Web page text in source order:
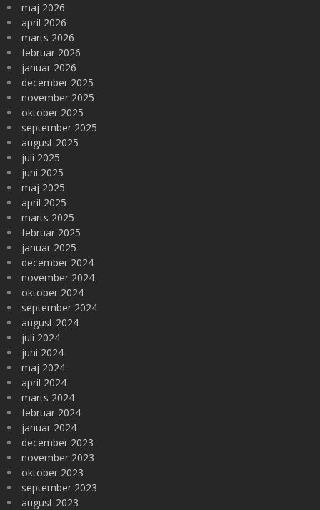
maj 2026
april 2026
marts 2026
februar 2026
januar 2026
december 2025
november 2025
oktober 2025
september 2025
august 2025
juli 2025
juni 2025
maj 2025
april 2025
marts 2025
februar 2025
januar 2025
december 2024
november 2024
oktober 2024
september 2024
august 2024
juli 2024
juni 2024
maj 2024
april 2024
marts 2024
februar 2024
januar 2024
december 2023
november 2023
oktober 2023
september 2023
august 2023